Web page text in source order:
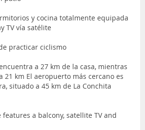
y cocina totalmente equipada
TV vía satélite
practicar ciclismo
a 27 km de la casa, mientras
21 km El aeropuerto más cercano es
situado a 45 km de La Conchita
a balcony, satellite TV and